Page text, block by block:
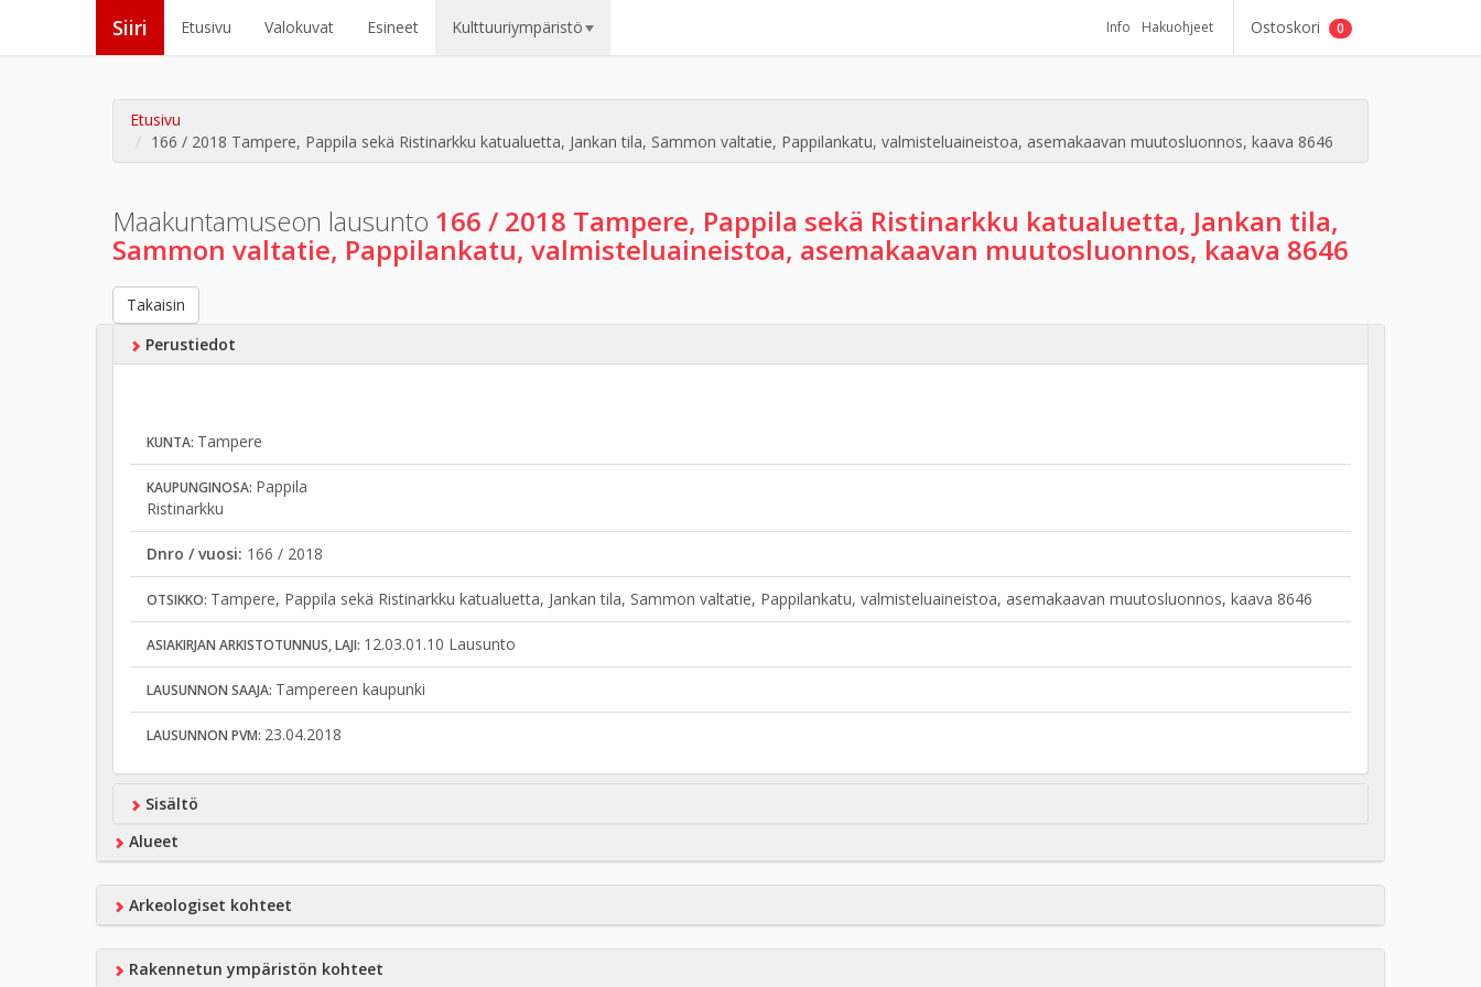
Siiri Etusivu Valokuvat Esineet Kulttuuriympäristö Info Hakuohjeet Ostoskori 0
Etusivu
166 / 2018 Tampere, Pappila sekä Ristinarkku katualuetta, Jankan tila, Sammon valtatie, Pappilankatu, valmisteluaineistoa, asemakaavan muutosluonnos, kaava 8646
Maakuntamuseon lausunto 166 / 2018 Tampere, Pappila sekä Ristinarkku katualuetta, Jankan tila,
Sammon valtatie, Pappilankatu, valmisteluaineistoa, asemakaavan muutosluonnos, kaava 8646
Takaisin
Perustiedot
KUNTA: Tampere
KAUPUNGINOSA: Pappila
Ristinarkku
Dnro / vuosi: 166 / 2018
OTSIKKO: Tampere, Pappila sekä Ristinarkku katualuetta, Jankan tila, Sammon valtatie, Pappilankatu, valmisteluaineistoa, asemakaavan muutosluonnos, kaava 8646
ASIAKIRJAN ARKISTOTUNNUS, LAJI: 12.03.01.10 Lausunto
LAUSUNNON SAAJA: Tampereen kaupunki
LAUSUNNON PVM: 23.04.2018
Sisältö
Alueet
Arkeologiset kohteet
Rakennetun ympäristön kohteet